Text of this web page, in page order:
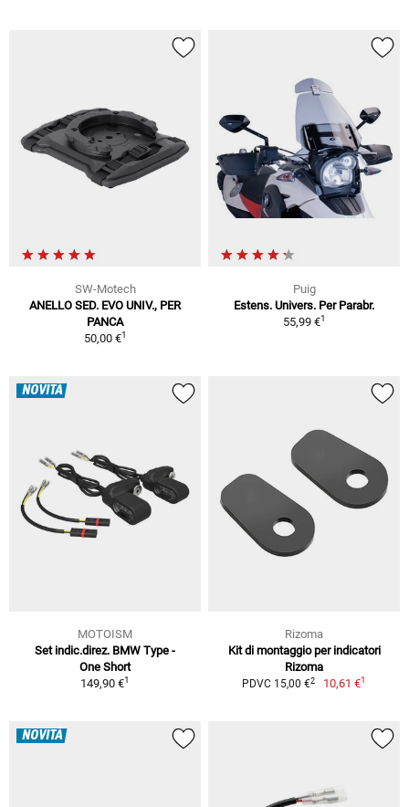
SW-Motech
ANELLO SED. EVO UNIV., PER
PANCA
50,00 €1
Puig
Estens. Univers. Per Parabr.
55,99 €1
NOVITÀ
MOTOISM
Set indic.direz. BMW Type -
One Short
149,90 €1
Rizoma
Kit di montaggio per indicatori
Rizoma
PDVC 15,00 €2 10,61 €1
NOVITÀ